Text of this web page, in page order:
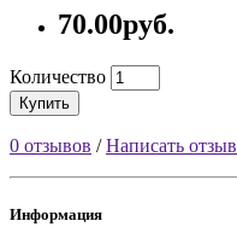
70.00руб.
Количество
Купить
0 отзывов /Написать отзыв
Информация